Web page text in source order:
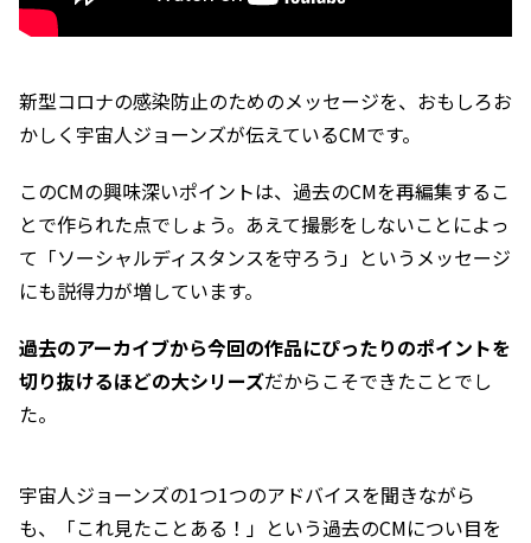
新型コロナの感染防止のためのメッセージを、おもしろお
かしく宇宙人ジョーンズが伝えているCMです。
このCMの興味深いポイントは、過去のCMを再編集するこ
とで作られた点でしょう。あえて撮影をしないことによっ
て「ソーシャルディスタンスを守ろう」というメッセージ
にも説得力が増しています。
過去のアーカイブから今回の作品にぴったりのポイントを
切り抜けるほどの大シリーズだからこそできたことでし
た。
宇宙人ジョーンズの1つ1つのアドバイスを聞きながら
も、「これ見たことある！」という過去のCMについ目を